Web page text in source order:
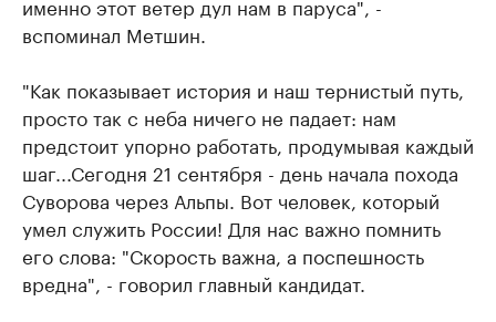
вспоминал Метшин.
"Как показывает история и наш тернистый путь,
просто так с неба ничего не падает: нам
предстоит упорно работать, продумывая каждый
шаг...Сегодня 21 сентября - день начала похода
Суворова через Альпы. Вот человек, который
умел служить России! Для нас важно помнить
его слова: "Скорость важна, а поспешность
вредна", - говорил главный кандидат.